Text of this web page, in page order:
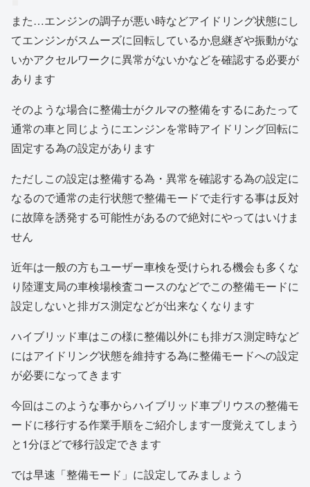
また…エンジンの調子が悪い時などアイドリング状態にし
てエンジンがスムーズに回転しているか息継ぎや振動がな
いかアクセルワークに異常がないかなどを確認する必要が
あります
そのような場合に整備士がクルマの整備をするにあたって
通常の車と同じようにエンジンを常時アイドリング回転に
固定する為の設定があります
ただしこの設定は整備する為・異常を確認する為の設定に
なるので通常の走行状態で整備モードで走行する事は反対
に故障を誘発する可能性があるので絶対にやってはいけま
せん
近年は一般の方もユーザー車検を受けられる機会も多くな
り陸運支局の車検場検査コースのなどでこの整備モードに
設定しないと排ガス測定などが出来なくなります
ハイブリッド車はこの様に整備以外にも排ガス測定時など
にはアイドリング状態を維持する為に整備モードへの設定
が必要になってきます
今回はこのような事からハイブリッド車プリウスの整備モ
ードに移行する作業手順をご紹介します一度覚えてしまう
と1分ほどで移行設定できます
では早速「整備モード」に設定してみましょう